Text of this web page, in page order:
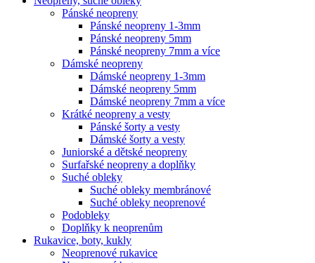
Pánské neopreny
Pánské neopreny 1-3mm
Pánské neopreny 5mm
Pánské neopreny 7mm a více
Dámské neopreny
Dámské neopreny 1-3mm
Dámské neopreny 5mm
Dámské neopreny 7mm a více
Krátké neopreny a vesty
Pánské šorty a vesty
Dámské šorty a vesty
Juniorské a dětské neopreny
Surfařské neopreny a doplňky
Suché obleky
Suché obleky membránové
Suché obleky neoprenové
Podobleky
Doplňky k neoprenům
Rukavice, boty, kukly
Neoprenové rukavice